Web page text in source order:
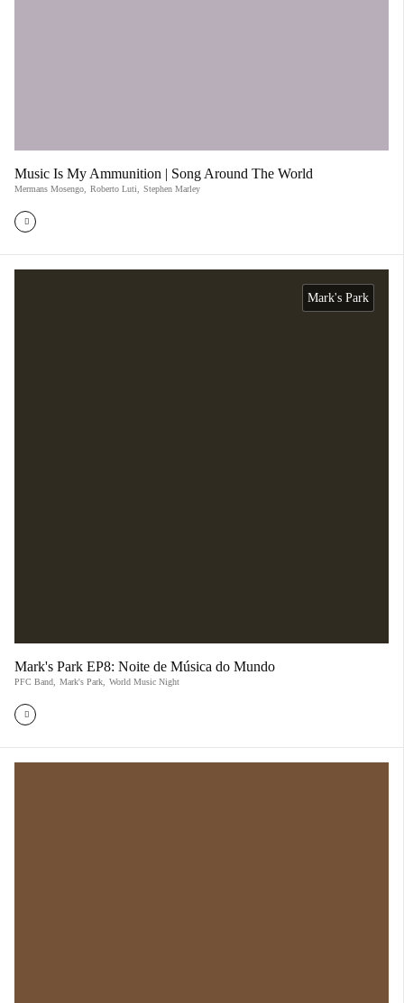
Music Is My Ammunition | Song Around The World
Mermans Mosengo Roberto Luti Stephen Marley
Mark's Park
Mark's Park EP8: Noite de Música do Mundo
PFC Band Mark's Park World Music Night